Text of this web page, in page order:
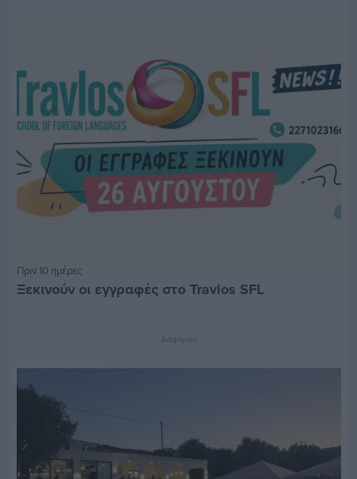
Πριν 10 ημέρες
Ξεκινούν οι εγγραφές στο Travlos SFL
Διαφήμιση